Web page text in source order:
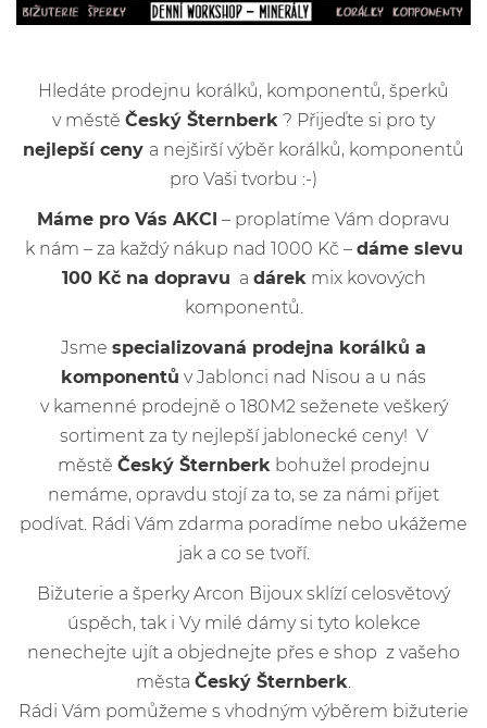
Hledáte prodejnu korálků, komponentů, šperků
v městě Český Šternberk ? Přijeďte si pro ty
nejlepší ceny a nejširší výběr korálků, komponentů
pro Vaši tvorbu :-)
Máme pro Vás AKCI – proplatíme Vám dopravu
k nám – za každý nákup nad 1000 Kč – dáme slevu
100 Kč na dopravu a dárek mix kovových
komponentů.
Jsme specializovaná prodejna korálků a
komponentů v Jablonci nad Nisou a u nás
v kamenné prodejně o 180M2 seženete veškerý
sortiment za ty nejlepší jablonecké ceny! V
městě Český Šternberk bohužel prodejnu
nemáme, opravdu stojí za to, se za námi přijet
podívat. Rádi Vám zdarma poradíme nebo ukážeme
jak a co se tvoří.
Bižuterie a šperky Arcon Bijoux sklízí celosvětový
úspěch, tak i Vy milé dámy si tyto kolekce
nenechejte ujít a objednejte přes e shop z vašeho
města Český Šternberk
Rádi Vám pomůžeme s vhodným výběrem bižuterie